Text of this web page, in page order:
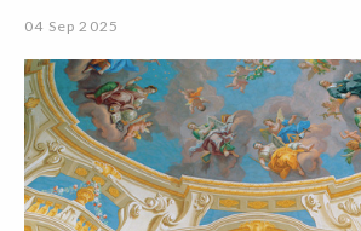
04 Sep 2025